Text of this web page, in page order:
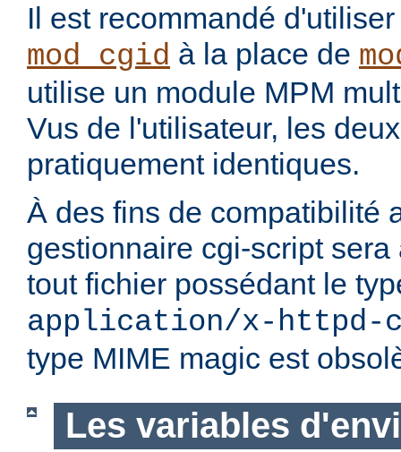
Il est recommandé
mod_cgid à la place de
utilise un module MPM
Vus de l'utilisateur, les
pratiquement identiques.
À des fins de compatibilité
gestionnaire cgi-script
tout fichier possédant le
application/x-httpd-
type MIME magic est
Les variables